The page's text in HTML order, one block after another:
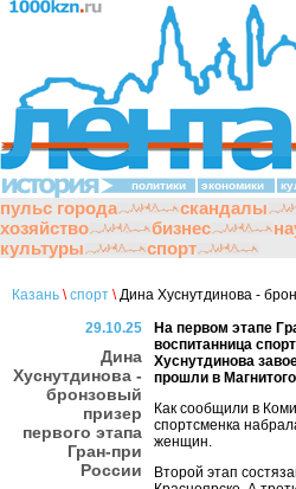
политики экономики
пульс города скандалы
хозяйство
бизнес
культуры
спорт
Казань \ спорт \Дина Хуснутдинова -
29.10.25
Дина
Хуснутдинова -
бронзовый
призер
первого этапа
Гран-при
России
На первом этапе
воспитанница
Хуснутдинова
прошли в
Как сообщили в
спортсменка
женщин.
Второй этап